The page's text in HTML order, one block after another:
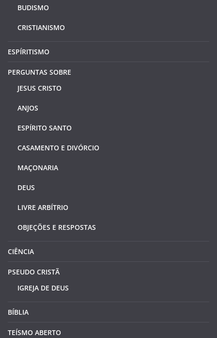
BUDISMO
CRISTIANISMO
ESPÍRITISMO
PERGUNTAS SOBRE
JESUS CRISTO
ANJOS
ESPÍRITO SANTO
CASAMENTO E DIVÓRCIO
MAÇONARIA
DEUS
LIVRE ARBÍTRIO
OBJEÇÕES E RESPOSTAS
CIÊNCIA
PSEUDO CRISTÃ
IGREJA DE DEUS
BÍBLIA
TEÍSMO ABERTO